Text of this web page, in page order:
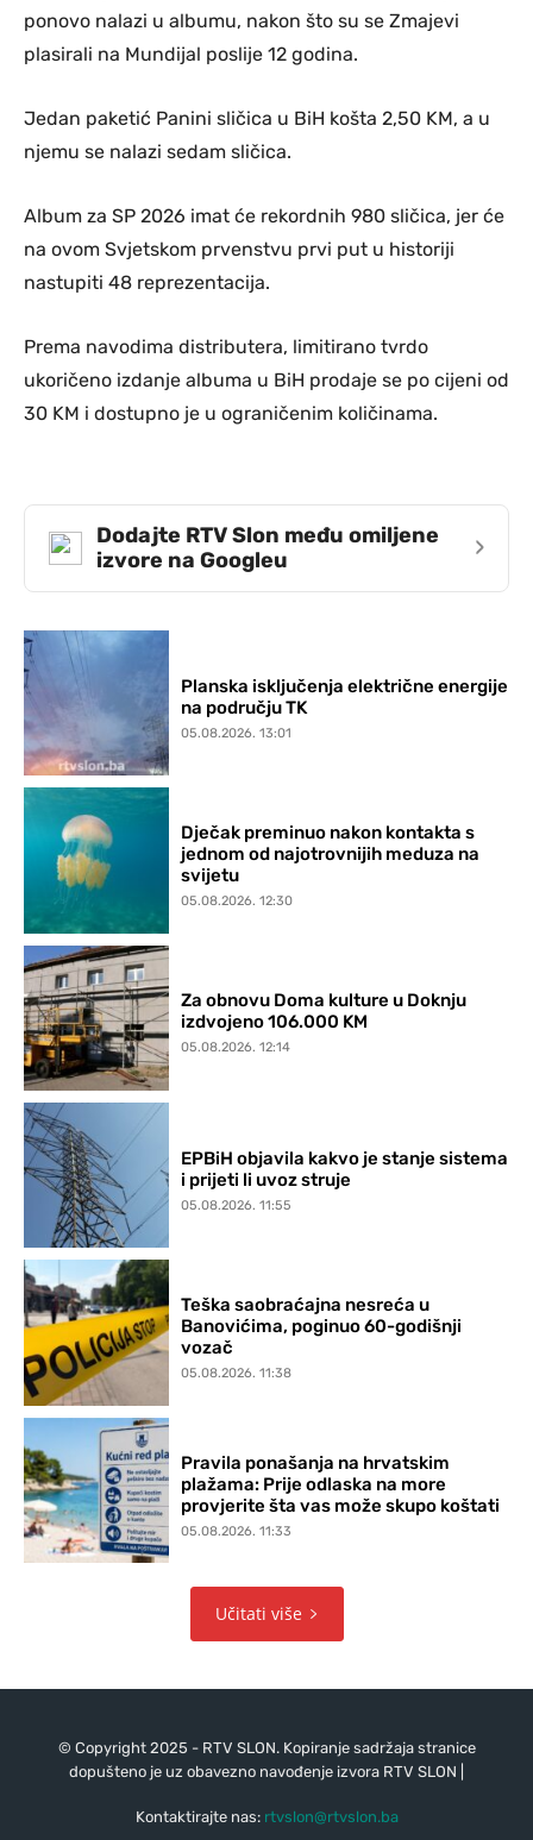
ponovo nalazi u albumu, nakon što su se Zmajevi
plasirali na Mundijal poslije 12 godina.
Jedan paketić Panini sličica u BiH košta 2,50 KM, a u
njemu se nalazi sedam sličica.
Album za SP 2026 imat će rekordnih 980 sličica, jer će
na ovom Svjetskom prvenstvu prvi put u historiji
nastupiti 48 reprezentacija.
Prema navodima distributera, limitirano tvrdo
ukoričeno izdanje albuma u BiH prodaje se po cijeni od
30 KM i dostupno je u ograničenim količinama.
Dodajte RTV Slon među omiljene
izvore na Googleu
›
Planska isključenja električne energije
na području TK
05.08.2026. 13:01
Dječak preminuo nakon kontakta s
jednom od najotrovnijih meduza na
svijetu
05.08.2026. 12:30
Za obnovu Doma kulture u Doknju
izdvojeno 106.000 KM
05.08.2026. 12:14
EPBiH objavila kakvo je stanje sistema
i prijeti li uvoz struje
05.08.2026. 11:55
Teška saobraćajna nesreća u
Banovićima, poginuo 60-godišnji
vozač
05.08.2026. 11:38
Pravila ponašanja na hrvatskim
plažama: Prije odlaska na more
provjerite šta vas može skupo koštati
05.08.2026. 11:33
Učitati više
© Copyright 2025 - RTV SLON. Kopiranje sadržaja stranice
dopušteno je uz obavezno navođenje izvora RTV SLON |
Kontaktirajte nas: rtvslon@rtvslon.ba